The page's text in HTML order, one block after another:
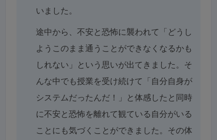
いました。
途中から、不安と恐怖に襲われて「どうし
ようこのまま通うことができなくなるかも
しれない」という思いが出てきました。そ
んな中でも授業を受け続けて「自分自身が
システムだったんだ！」と体感したと同時
に不安と恐怖を離れて観ている自分がいる
ことにも気づくことができました。その体